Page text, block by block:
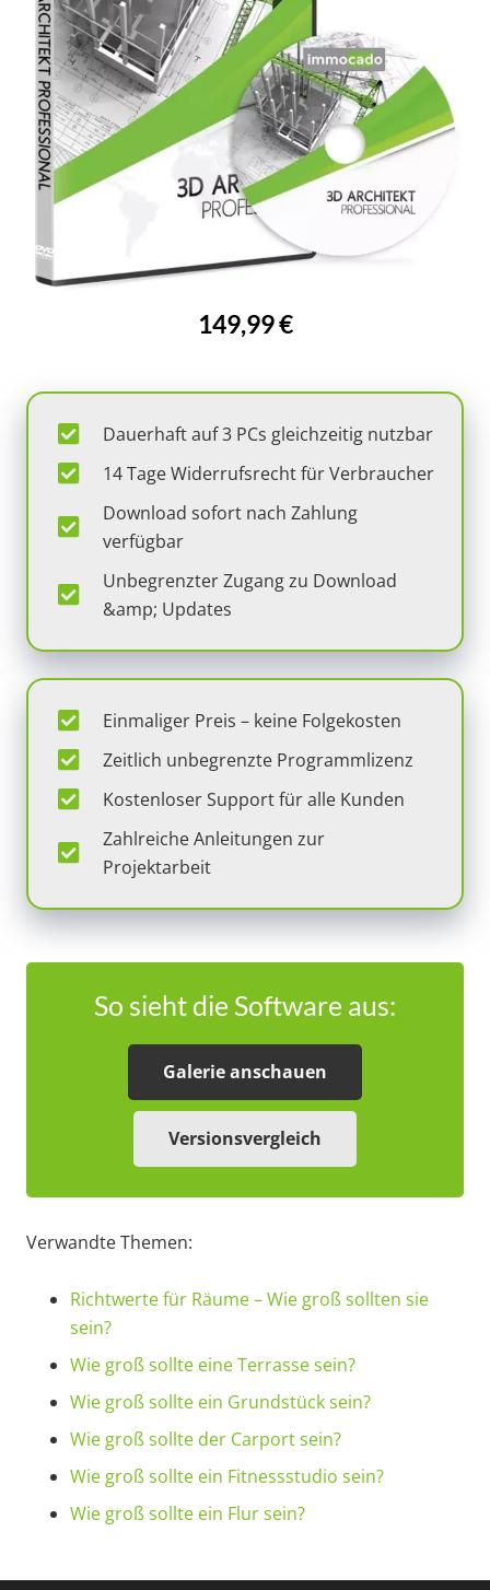
149,99 €
Dauerhaft auf 3 PCs gleichzeitig nutzbar
14 Tage Widerrufsrecht für Verbraucher
Download sofort nach Zahlung
verfügbar
Unbegrenzter Zugang zu Download
&amp; Updates
Einmaliger Preis – keine Folgekosten
Zeitlich unbegrenzte Programmlizenz
Kostenloser Support für alle Kunden
Zahlreiche Anleitungen zur
Projektarbeit
So sieht die Software aus:
Galerie anschauen
Versionsvergleich
Verwandte Themen:
Richtwerte für Räume – Wie groß sollten sie
sein?
Wie groß sollte eine Terrasse sein?
Wie groß sollte ein Grundstück sein?
Wie groß sollte der Carport sein?
Wie groß sollte ein Fitnessstudio sein?
Wie groß sollte ein Flur sein?